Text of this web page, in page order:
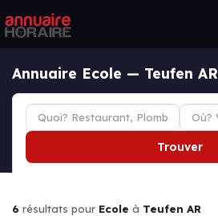
Annuaire Ecole — Teufen AR
Trouver
6 résultats pour Ecole à Teufen AR